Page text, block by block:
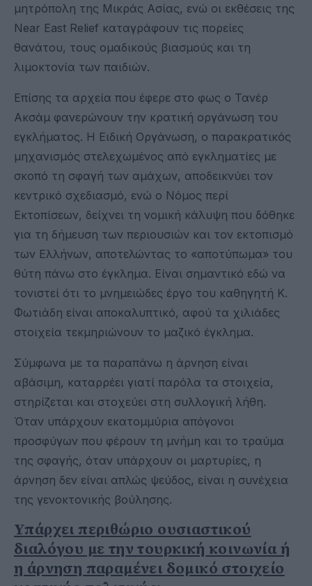
μητρόπολη της Μικράς Ασίας, ενώ οι εκθέσεις της
Near East Relief καταγράφουν τις πορείες
θανάτου, τους ομαδικούς βιασμούς και τη
λιμοκτονία των παιδιών.
Επίσης τα αρχεία που έφερε στο φως ο Τανέρ
Ακσάμ φανερώνουν την κρατική οργάνωση του
εγκλήματος. Η Ειδική Οργάνωση, ο παρακρατικός
μηχανισμός στελεχωμένος από εγκληματίες με
σκοπό τη σφαγή των αμάχων, αποδεικνύει τον
κεντρικό σχεδιασμό, ενώ ο Νόμος περί
Εκτοπίσεων, δείχνει τη νομική κάλυψη που δόθηκε
για τη δήμευση των περιουσιών και τον εκτοπισμό
των Ελλήνων, αποτελώντας το «αποτύπωμα» του
θύτη πάνω στο έγκλημα. Είναι σημαντικό εδώ να
τονιστεί ότι το μνημειώδες έργο του καθηγητή Κ.
Φωτιάδη είναι αποκαλυπτικό, αφού τα χιλιάδες
στοιχεία τεκμηριώνουν το μαζικό έγκλημα.
Σύμφωνα με τα παραπάνω η άρνηση είναι
αβάσιμη, καταρρέει γιατί παρόλα τα στοιχεία,
στηρίζεται και στοχεύει στη συλλογική λήθη.
Όταν υπάρχουν εκατομμύρια απόγονοι
προσφύγων που φέρουν τη μνήμη και το τραύμα
της σφαγής, όταν υπάρχουν οι μαρτυρίες, η
άρνηση δεν είναι απλώς ψεύδος, είναι η συνέχεια
της γενοκτονικής βούλησης.
Υπάρχει περιθώριο ουσιαστικού
διαλόγου με την τουρκική κοινωνία ή
η άρνηση παραμένει δομικό στοιχείο